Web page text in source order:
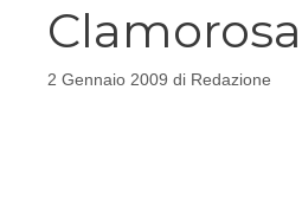
2 Gennaio 2009 di Redazione